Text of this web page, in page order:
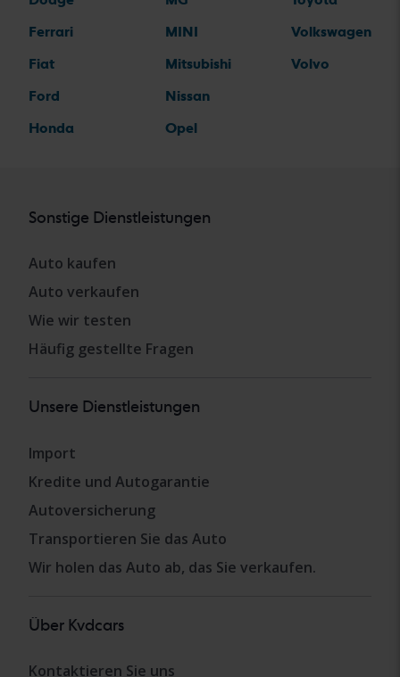
Ferrari
Fiat
Ford
Honda
MINI
Mitsubishi
Nissan
Opel
Volkswagen
Volvo
Sonstige Dienstleistungen
Auto kaufen
Auto verkaufen
Wie wir testen
Häufig gestellte Fragen
Unsere Dienstleistungen
Import
Kredite und Autogarantie
Autoversicherung
Transportieren Sie das Auto
Wir holen das Auto ab, das Sie verkaufen.
Über Kvdcars
Kontaktieren Sie uns